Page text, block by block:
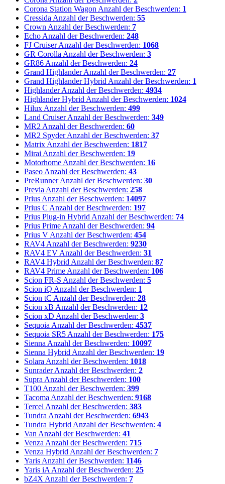
Corona Station Wagon Anzahl der Beschwerden: 1
Cressida Anzahl der Beschwerden: 55
Crown Anzahl der Beschwerden: 7
Echo Anzahl der Beschwerden: 248
FJ Cruiser Anzahl der Beschwerden: 1068
GR Corolla Anzahl der Beschwerden: 3
GR86 Anzahl der Beschwerden: 24
Grand Highlander Anzahl der Beschwerden: 27
Grand Highlander Hybrid Anzahl der Beschwerden: 1
Highlander Anzahl der Beschwerden: 4934
Highlander Hybrid Anzahl der Beschwerden: 1024
Hilux Anzahl der Beschwerden: 499
Land Cruiser Anzahl der Beschwerden: 349
MR2 Anzahl der Beschwerden: 60
MR2 Spyder Anzahl der Beschwerden: 37
Matrix Anzahl der Beschwerden: 1817
Mirai Anzahl der Beschwerden: 19
Motorhome Anzahl der Beschwerden: 16
Paseo Anzahl der Beschwerden: 43
PreRunner Anzahl der Beschwerden: 30
Previa Anzahl der Beschwerden: 258
Prius Anzahl der Beschwerden: 14097
Prius C Anzahl der Beschwerden: 197
Prius Plug-in Hybrid Anzahl der Beschwerden: 74
Prius Prime Anzahl der Beschwerden: 94
Prius V Anzahl der Beschwerden: 454
RAV4 Anzahl der Beschwerden: 9230
RAV4 EV Anzahl der Beschwerden: 31
RAV4 Hybrid Anzahl der Beschwerden: 87
RAV4 Prime Anzahl der Beschwerden: 106
Scion FR-S Anzahl der Beschwerden: 5
Scion iQ Anzahl der Beschwerden: 1
Scion tC Anzahl der Beschwerden: 28
Scion xB Anzahl der Beschwerden: 12
Scion xD Anzahl der Beschwerden: 3
Sequoia Anzahl der Beschwerden: 4537
Sequoia SR5 Anzahl der Beschwerden: 175
Sienna Anzahl der Beschwerden: 10097
Sienna Hybrid Anzahl der Beschwerden: 19
Solara Anzahl der Beschwerden: 1018
Sunrader Anzahl der Beschwerden: 2
Supra Anzahl der Beschwerden: 100
T100 Anzahl der Beschwerden: 399
Tacoma Anzahl der Beschwerden: 9168
Tercel Anzahl der Beschwerden: 383
Tundra Anzahl der Beschwerden: 6943
Tundra Hybrid Anzahl der Beschwerden: 4
Van Anzahl der Beschwerden: 41
Venza Anzahl der Beschwerden: 715
Venza Hybrid Anzahl der Beschwerden: 7
Yaris Anzahl der Beschwerden: 1146
Yaris iA Anzahl der Beschwerden: 25
bZ4X Anzahl der Beschwerden: 7